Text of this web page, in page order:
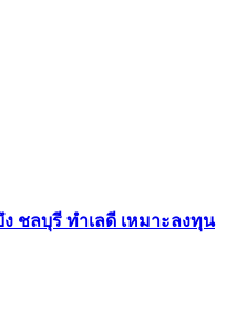
ชลบุรี ทำเลดี เหมาะลงทุน